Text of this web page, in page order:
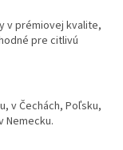
v prémiovej kvalite,
pre citlivú
v Čechách, Poľsku,
Nemecku.